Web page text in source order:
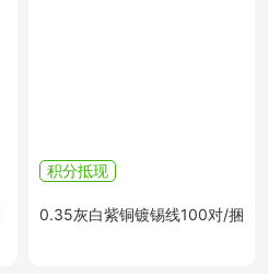
积分抵现
0.35灰白紫铜镀锡线100对/捆